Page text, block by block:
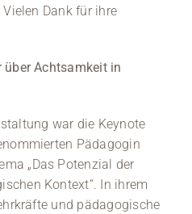
Dank für ihre
über Achtsamkeit in
war die Keynote
Pädagogin
„Das Potenzial der
Kontext“. In ihrem
und pädagogische